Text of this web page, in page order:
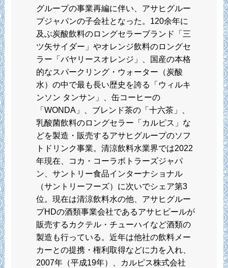
グループの事業再編に伴い、アサヒグルー
プジャパンの子会社となった。120余年に
及ぶ炭酸飲料のロングセラーブランド「三
ツ矢サイダー」やオレンジ飲料のロングセ
ラー「バヤリースオレンジ」、国産の本格
的なスパークリング・ウォーター（炭酸
水）の中で最も長い歴史を誇る「ウィルキ
ンソン タンサン」、缶コーヒーの
「WONDA」、ブレンド茶の「十六茶」、
乳酸菌飲料のロングセラー「カルピス」な
どを製造・販売するアサヒグループのソフ
トドリンク事業。清涼飲料水業界では2022
年現在、コカ・コーラボトラーズジャパ
ン、サントリー食品インターナショナル
（サントリーフーズ）に次いでシェア第3
位。現在は清涼飲料水の他、アサヒグルー
プHDの酒類事業会社であるアサヒビールが
販売するカクテル・チューハイなど酒類の
製造も行っている。近年は他社の飲料メー
カーとの提携・権利取得などに力を入れ、
2007年（平成19年）、カルピス株式会社